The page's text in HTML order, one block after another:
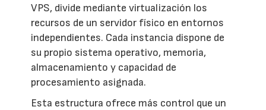
VPS, divide mediante virtualización los
recursos de un servidor físico en entornos
independientes. Cada instancia dispone de
su propio sistema operativo, memoria,
almacenamiento y capacidad de
procesamiento asignada.
Esta estructura ofrece más control que un